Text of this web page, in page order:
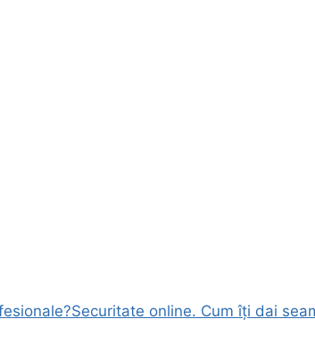
Securitate online. Cum îți dai